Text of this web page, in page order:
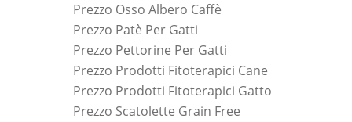
Prezzo Osso Albero Caffè
Prezzo Patè Per Gatti
Prezzo Pettorine Per Gatti
Prezzo Prodotti Fitoterapici Cane
Prezzo Prodotti Fitoterapici Gatto
Prezzo Scatolette Grain Free